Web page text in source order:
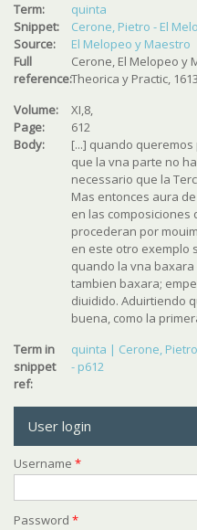
Term:
quinta
Snippet:
Cerone, Pietro - El
Source:
El Melopeo y Maestro
Full
reference:
Cerone, El Melopeo y
Theorica y Practic,
Volume:
XI,8,
Page:
612
Body:
[...] quando
que la vna parte no
necessario que la
Mas entonces aura de
en las composiciones
procederan por
en este otro exemplo
quando la vna
tambien baxara;
diuidido. Aduirtiendo
buena, como la
Term in
snippet
ref:
quinta | Cerone,
- p612
User login
Username *
Password *